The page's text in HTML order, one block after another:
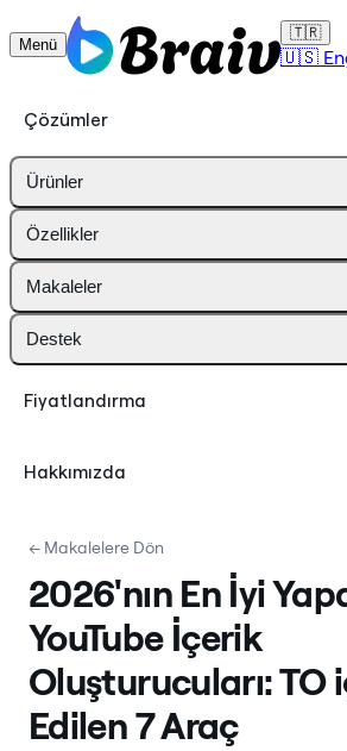
Menü
🇹🇷
🇺🇸
Çözümler
Ürünler
Özellikler
Makaleler
Destek
Fiyatlandırma
Hakkımızda
← Makalelere Dön
2026'nın En İyi
YouTube İçerik
Oluşturucuları: TO
Edilen 7 Araç